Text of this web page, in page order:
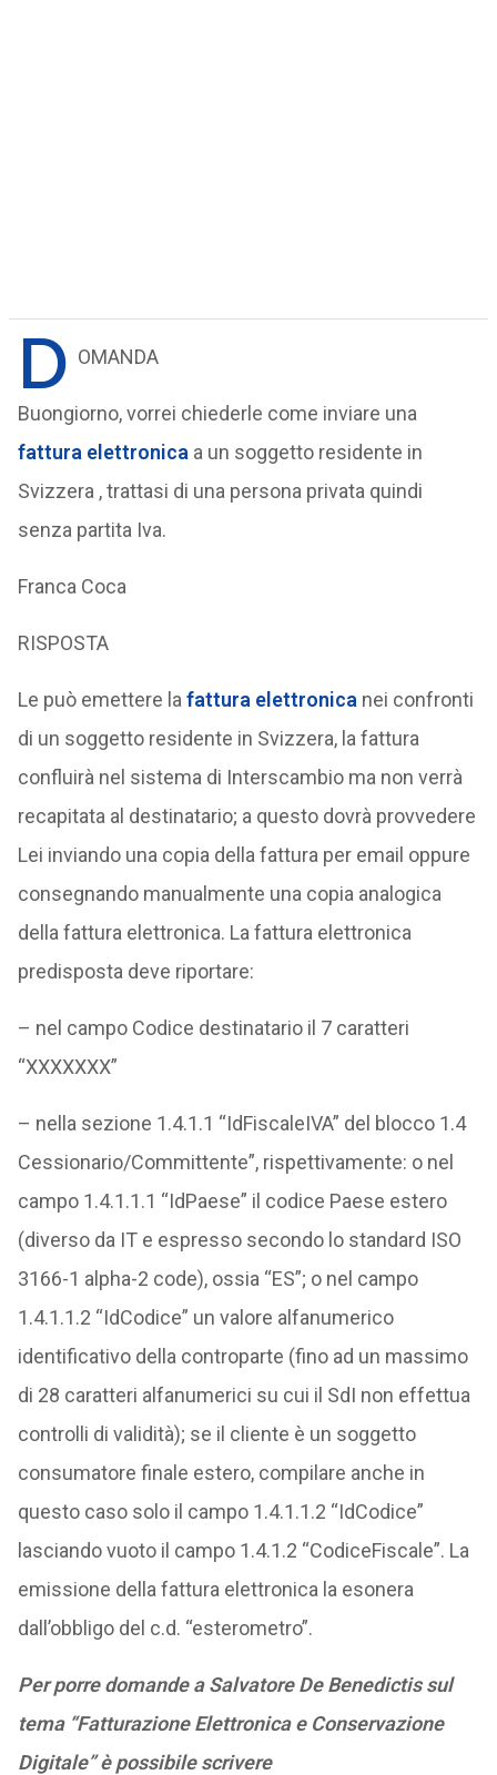
D OMANDA
Buongiorno, vorrei chiederle come inviare una
fattura elettronica a un soggetto residente in
Svizzera , trattasi di una persona privata quindi
senza partita Iva.
Franca Coca
RISPOSTA
Le può emettere la fattura elettronica nei confronti
di un soggetto residente in Svizzera, la fattura
confluirà nel sistema di Interscambio ma non verrà
recapitata al destinatario; a questo dovrà provvedere
Lei inviando una copia della fattura per email oppure
consegnando manualmente una copia analogica
della fattura elettronica. La fattura elettronica
predisposta deve riportare:
– nel campo Codice destinatario il 7 caratteri
“XXXXXXX”
– nella sezione 1.4.1.1 “IdFiscaleIVA” del blocco 1.4
Cessionario/Committente”, rispettivamente: o nel
campo 1.4.1.1.1 “IdPaese” il codice Paese estero
(diverso da IT e espresso secondo lo standard ISO
3166-1 alpha-2 code), ossia “ES”; o nel campo
1.4.1.1.2 “IdCodice” un valore alfanumerico
identificativo della controparte (fino ad un massimo
di 28 caratteri alfanumerici su cui il SdI non effettua
controlli di validità); se il cliente è un soggetto
consumatore finale estero, compilare anche in
questo caso solo il campo 1.4.1.1.2 “IdCodice”
lasciando vuoto il campo 1.4.1.2 “CodiceFiscale”. La
emissione della fattura elettronica la esonera
dall’obbligo del c.d. “esterometro”.
Per porre domande a Salvatore De Benedictis sul
tema “Fatturazione Elettronica e Conservazione
Digitale” è possibile scrivere